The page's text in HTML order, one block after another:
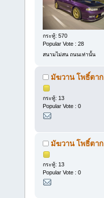
กระทู้: 570
Popular Vote : 28
สนามไม่สน ถนนเท่านั้น
มัฆวาน โพธิ์ตาก
กระทู้: 13
Popular Vote : 0
มัฆวาน โพธิ์ตาก
กระทู้: 13
Popular Vote : 0